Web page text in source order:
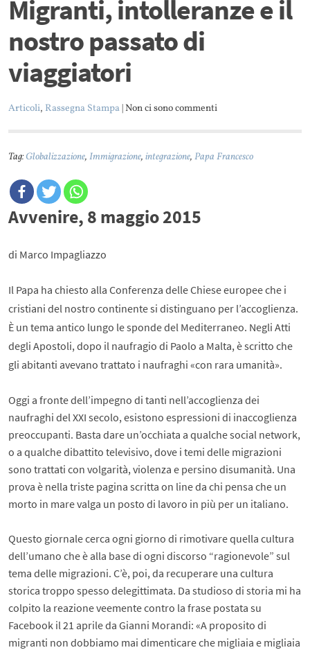
Migranti, intolleranze e il
nostro passato di
viaggiatori
Articoli, Rassegna Stampa| Non ci sono commenti
Tag:Globalizzazione,Immigrazione,integrazione,Papa Francesco
Avvenire, 8 maggio 2015
di Marco Impagliazzo
Il Papa ha chiesto alla Conferenza delle Chiese europee che i
cristiani del nostro continente si distinguano per l’accoglienza.
È un tema antico lungo le sponde del Mediterraneo. Negli Atti
degli Apostoli, dopo il naufragio di Paolo a Malta, è scritto che
gli abitanti avevano trattato i naufraghi «con rara umanità».
Oggi a fronte dell’impegno di tanti nell’accoglienza dei
naufraghi del XXI secolo, esistono espressioni di inaccoglienza
preoccupanti. Basta dare un’occhiata a qualche social network,
o a qualche dibattito televisivo, dove i temi delle migrazioni
sono trattati con volgarità, violenza e persino disumanità. Una
prova è nella triste pagina scritta on line da chi pensa che un
morto in mare valga un posto di lavoro in più per un italiano.
Questo giornale cerca ogni giorno di rimotivare quella cultura
dell’umano che è alla base di ogni discorso “ragionevole” sul
tema delle migrazioni. C’è, poi, da recuperare una cultura
storica troppo spesso delegittimata. Da studioso di storia mi ha
colpito la reazione veemente contro la frase postata su
Facebook il 21 aprile da Gianni Morandi: «A proposito di
migranti non dobbiamo mai dimenticare che migliaia e migliaia